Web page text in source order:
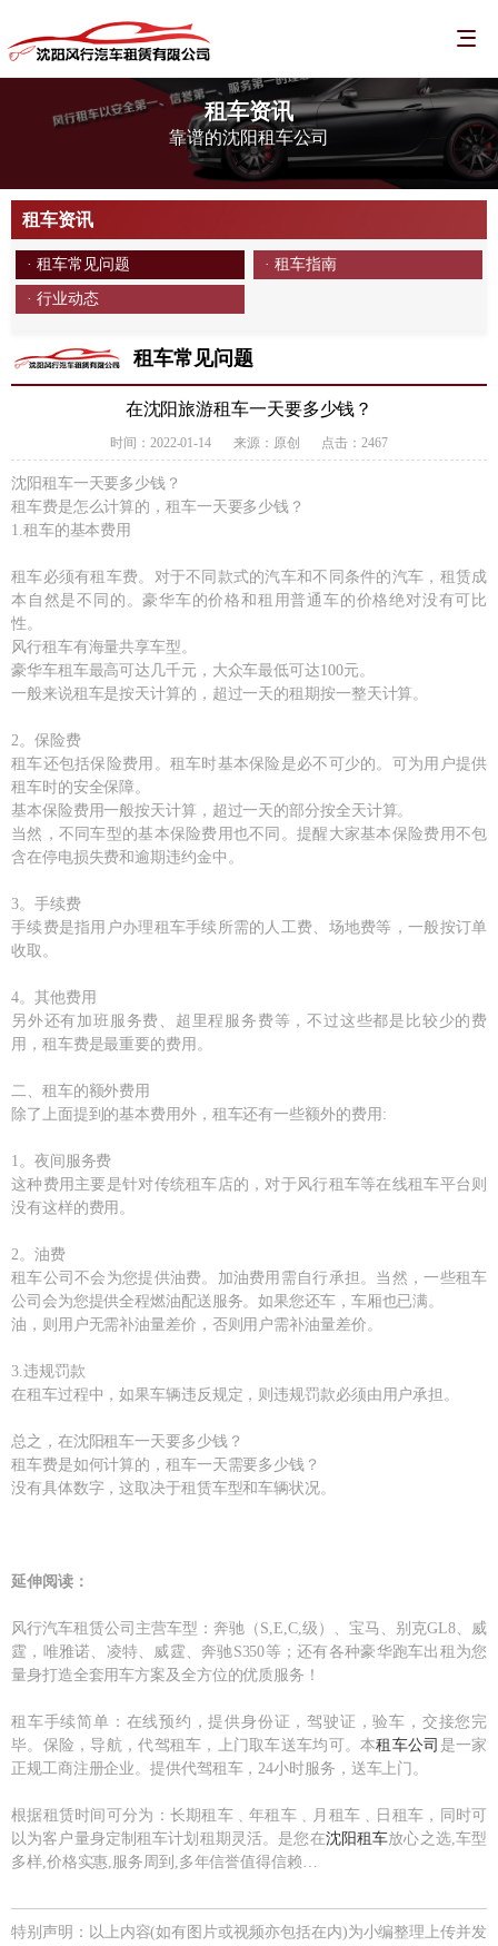
租车资讯
靠谱的沈阳租车公司
租车资讯
· 租车常见问题 · 租车指南
· 行业动态
租车常见问题
在沈阳旅游租车一天要多少钱？
时间：2022-01-14 来源：原创 点击：2467
沈阳租车一天要多少钱？
租车费是怎么计算的，租车一天要多少钱？
1.租车的基本费用
租车必须有租车费。对于不同款式的汽车和不同条件的汽车，租赁成
本自然是不同的。豪华车的价格和租用普通车的价格绝对没有可比
性。
风行租车有海量共享车型。
豪华车租车最高可达几千元，大众车最低可达100元。
一般来说租车是按天计算的，超过一天的租期按一整天计算。
2。保险费
租车还包括保险费用。租车时基本保险是必不可少的。可为用户提供
租车时的安全保障。
基本保险费用一般按天计算，超过一天的部分按全天计算。
当然，不同车型的基本保险费用也不同。提醒大家基本保险费用不包
含在停电损失费和逾期违约金中。
3。手续费
手续费是指用户办理租车手续所需的人工费、场地费等，一般按订单
收取。
4。其他费用
另外还有加班服务费、超里程服务费等，不过这些都是比较少的费
用，租车费是最重要的费用。
二、租车的额外费用
除了上面提到的基本费用外，租车还有一些额外的费用:
1。夜间服务费
这种费用主要是针对传统租车店的，对于风行租车等在线租车平台则
没有这样的费用。
2。油费
租车公司不会为您提供油费。加油费用需自行承担。当然，一些租车
公司会为您提供全程燃油配送服务。如果您还车，车厢也已满。
油，则用户无需补油量差价，否则用户需补油量差价。
3.违规罚款
在租车过程中，如果车辆违反规定，则违规罚款必须由用户承担。
总之，在沈阳租车一天要多少钱？
租车费是如何计算的，租车一天需要多少钱？
没有具体数字，这取决于租赁车型和车辆状况。
延伸阅读：
风行汽车租赁公司主营车型：奔驰（S,E,C,级）、宝马、别克GL8、威
霆，唯雅诺、凌特、威霆、奔驰S350等；还有各种豪华跑车出租为您
量身打造全套用车方案及全方位的优质服务！
租车手续简单：在线预约，提供身份证，驾驶证，验车，交接您完
毕。保险，导航，代驾租车，上门取车送车均可。本租车公司 是一家
正规工商注册企业。提供代驾租车，24小时服务，送车上门。
根据租赁时间可分为：长期租车﹑年租车﹑月租车﹑日租车，同时可
以为客户量身定制租车计划租期灵活。是您在沈阳租车放心之选,车型
多样,价格实惠,服务周到,多年信誉值得信赖…
特别声明：以上内容(如有图片或视频亦包括在内)为小编整理上传并发